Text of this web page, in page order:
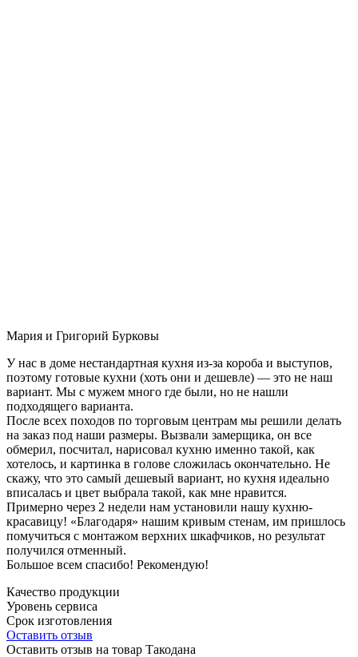
Мария и Григорий Бурковы
У нас в доме нестандартная кухня из-за короба и выступов,
поэтому готовые кухни (хоть они и дешевле) — это не наш
вариант. Мы с мужем много где были, но не нашли
подходящего варианта.
После всех походов по торговым центрам мы решили делать
на заказ под наши размеры. Вызвали замерщика, он все
обмерил, посчитал, нарисовал кухню именно такой, как
хотелось, и картинка в голове сложилась окончательно. Не
скажу, что это самый дешевый вариант, но кухня идеально
вписалась и цвет выбрала такой, как мне нравится.
Примерно через 2 недели нам установили нашу кухню-
красавицу! «Благодаря» нашим кривым стенам, им пришлось
помучиться с монтажом верхних шкафчиков, но результат
получился отменный.
Большое всем спасибо! Рекомендую!
Качество продукции
Уровень сервиса
Срок изготовления
Оставить отзыв
Оставить отзыв на товар Такодана